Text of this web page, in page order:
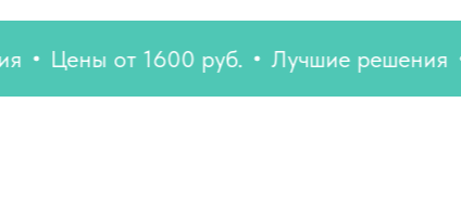
Цены от 1600 руб. Лучшие решения